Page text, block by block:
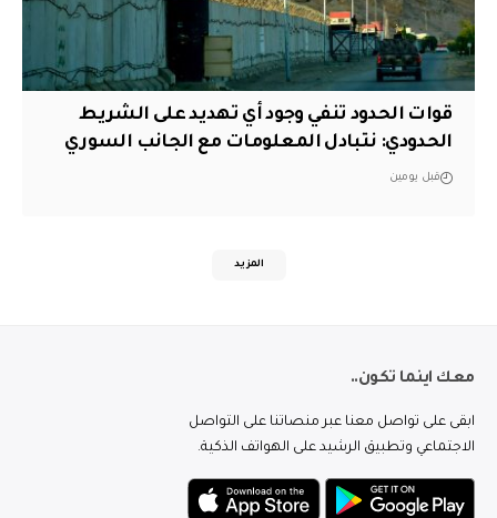
قوات الحدود تنفي وجود أي تهديد على الشريط
الحدودي: نتبادل المعلومات مع الجانب السوري
قبل يومين
المزيد
معك اينما تكون..
ابقى على تواصل معنا عبر منصاتنا على التواصل
الاجتماعي وتطبيق الرشيد على الهواتف الذكية.